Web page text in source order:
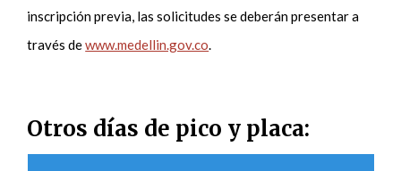
inscripción previa, las solicitudes se deberán presentar a
través dewww.medellin.gov.co
Otros días de pico y placa: